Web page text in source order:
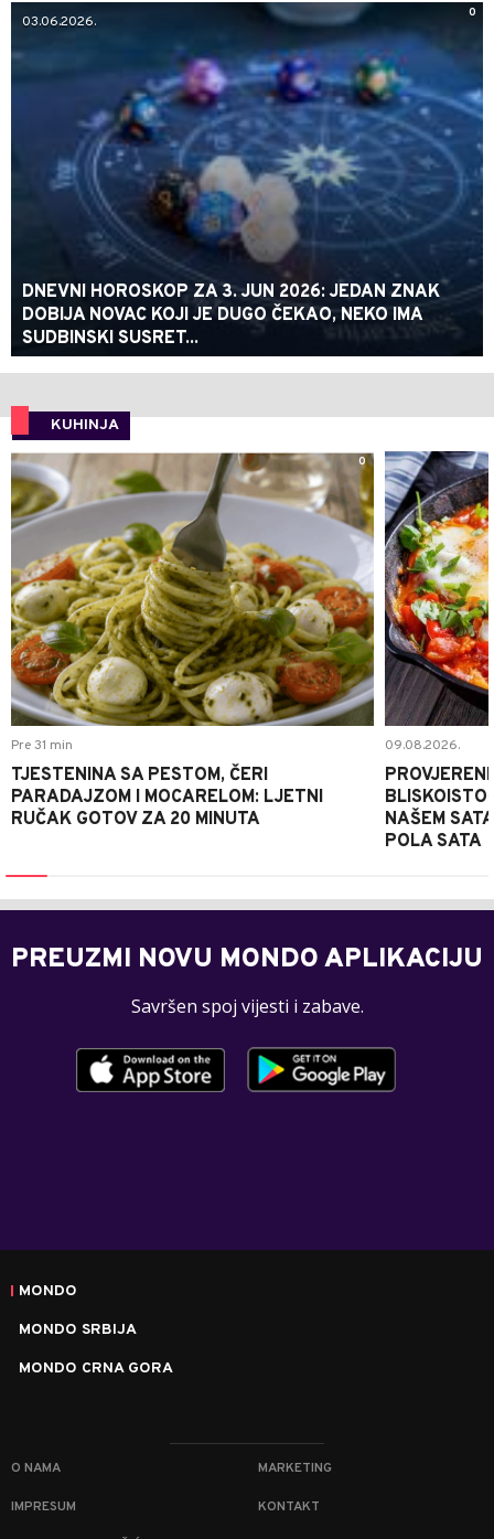
0
03.06.2026.
DNEVNI HOROSKOP ZA 3. JUN 2026: JEDAN ZNAK
DOBIJA NOVAC KOJI JE DUGO ČEKAO, NEKO IMA
SUDBINSKI SUSRET...
KUHINJA
0
Pre 31 min
TJESTENINA SA PESTOM, ČERI
PARADAJZOM I MOCARELOM: LJETNI
RUČAK GOTOV ZA 20 MINUTA
09.08.2026.
NAŠEM
POLA SATA
PREUZMI NOVU MONDO APLIKACIJU
Savršen spoj vijesti i zabave.
MONDO
MONDO SRBIJA
MONDO CRNA GORA
O NAMA MARKETING
IMPRESUM KONTAKT